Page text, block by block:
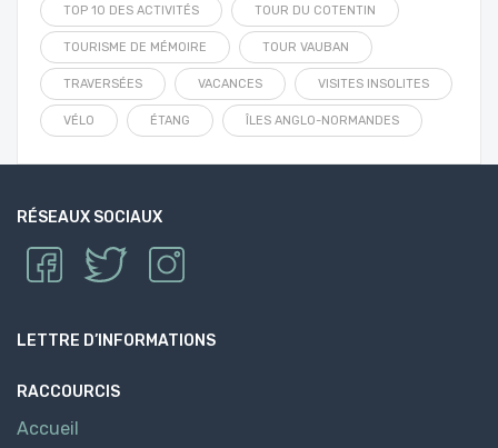
TOP 10 DES ACTIVITÉS TOUR DU COTENTIN
TOURISME DE MÉMOIRE TOUR VAUBAN
TRAVERSÉES VACANCES VISITES INSOLITES
VÉLO ÉTANG ÎLES ANGLO-NORMANDES
RÉSEAUX SOCIAUX
LETTRE D’INFORMATIONS
RACCOURCIS
Accueil